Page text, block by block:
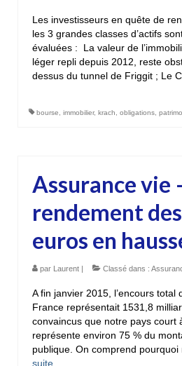
Les investisseurs en quête de
les 3 grandes classes d’actifs
évaluées : La valeur de
léger repli depuis 2012, reste
dessus du tunnel de Friggit ; Le
bourse immobilier, krach obligations
Assurance vie
rendement
euros en
par Laurent | Classé dans :
A fin janvier 2015, l’encours total
France représentait 1531,8
convaincus que notre pays court
représente environ 75 % du
publique. On comprend
suite­­